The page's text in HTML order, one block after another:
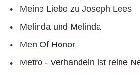
Meine Liebe zu Joseph Lees
Melinda und Melinda
Men Of Honor
Metro - Verhandeln ist reine